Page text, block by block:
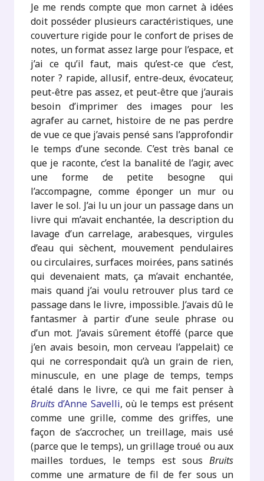
Je me rends compte que mon carnet à idées
doit posséder plusieurs caractéristiques, une
couverture rigide pour le confort de prises de
notes, un format assez large pour l’espace, et
j’ai ce qu’il faut, mais qu’est-ce que c’est,
noter ? rapide, allusif, entre-deux, évocateur,
peut-être pas assez, et peut-être que j’aurais
besoin d’imprimer des images pour les
agrafer au carnet, histoire de ne pas perdre
de vue ce que j’avais pensé sans l’approfondir
le temps d’une seconde. C’est très banal ce
que je raconte, c’est la banalité de l’agir, avec
une forme de petite besogne qui
l’accompagne, comme éponger un mur ou
laver le sol. J’ai lu un jour un passage dans un
livre qui m’avait enchantée, la description du
lavage d’un carrelage, arabesques, virgules
d’eau qui sèchent, mouvement pendulaires
ou circulaires, surfaces moirées, pans satinés
qui devenaient mats, ça m’avait enchantée,
mais quand j’ai voulu retrouver plus tard ce
passage dans le livre, impossible. J’avais dû le
fantasmer à partir d’une seule phrase ou
d’un mot. J’avais sûrement étoffé (parce que
j’en avais besoin, mon cerveau l’appelait) ce
qui ne correspondait qu’à un grain de rien,
minuscule, en une plage de temps, temps
étalé dans le livre, ce qui me fait penser à
Bruits d’Anne Savelli, où le temps est présent
comme une grille, comme des griffes, une
façon de s’accrocher, un treillage, mais usé
(parce que le temps), un grillage troué ou aux
mailles tordues, le temps est sous Bruits
comme une armature de fil de fer sous un